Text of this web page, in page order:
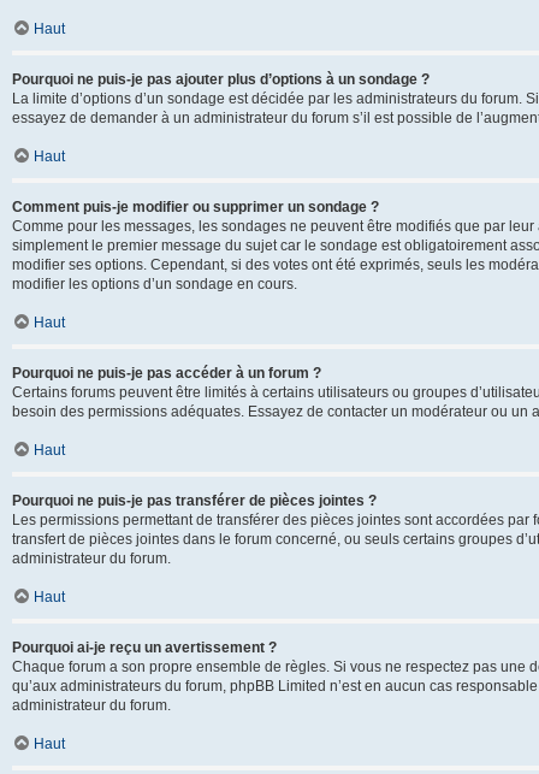
Haut
Pourquoi ne puis-je pas ajouter plus d’options à un sondage ?
La limite d’options d’un sondage est décidée par les administrateurs du
essayez de demander à un administrateur du forum s’il est possible de
Haut
Comment puis-je modifier ou supprimer un sondage ?
Comme pour les messages, les sondages ne peuvent être modifiés que par
simplement le premier message du sujet car le sondage est obligatoirement
modifier ses options. Cependant, si des votes ont été exprimés, seuls les
modifier les options d’un sondage en cours.
Haut
Pourquoi ne puis-je pas accéder à un forum ?
Certains forums peuvent être limités à certains utilisateurs ou groupes
besoin des permissions adéquates. Essayez de contacter un modérateur ou
Haut
Pourquoi ne puis-je pas transférer de pièces jointes ?
Les permissions permettant de transférer des pièces jointes sont accordées
transfert de pièces jointes dans le forum concerné, ou seuls certains groupes
administrateur du forum.
Haut
Pourquoi ai-je reçu un avertissement ?
Chaque forum a son propre ensemble de règles. Si vous ne respectez pas une
qu’aux administrateurs du forum, phpBB Limited n’est en aucun cas
administrateur du forum.
Haut